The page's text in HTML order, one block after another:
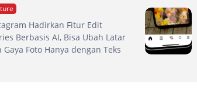
Hadirkan Fitur Edit
Berbasis AI, Bisa Ubah Latar
Gaya Foto Hanya dengan Teks